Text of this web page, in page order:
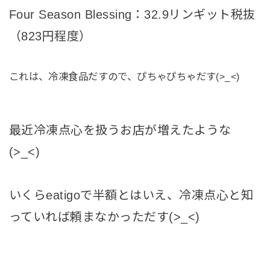
Four Season Blessing：32.9リンギット税抜
（823円程度）
これは、冷凍食品だすので、ぴちゃぴちゃだす(>_<)
最近冷凍点心を扱うお店が増えたような
(>_<)
いくらeatigoで半額とはいえ、冷凍点心と知
っていれば頼まなかっただす(>_<)